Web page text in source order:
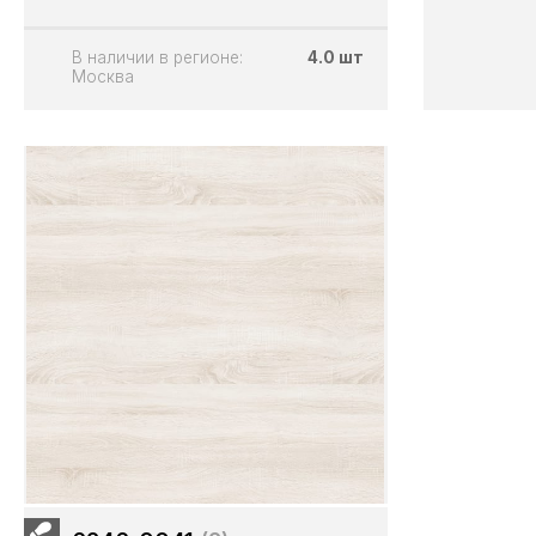
В наличии в регионе:
Москва
4.0 шт